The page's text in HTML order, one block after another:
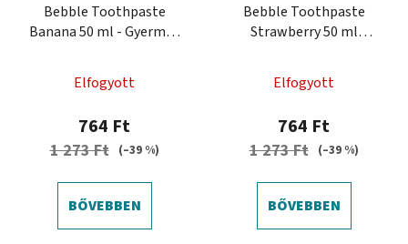
Bebble Toothpaste
Banana 50 ml - Gyermek
Elfogyott
764 Ft
1 273 Ft (–39 %)
BŐVEBBEN
Bebble Toothpaste
Strawberry 50 ml
Elfogyott
764 Ft
1 273 Ft (–39 %)
BŐVEBBEN